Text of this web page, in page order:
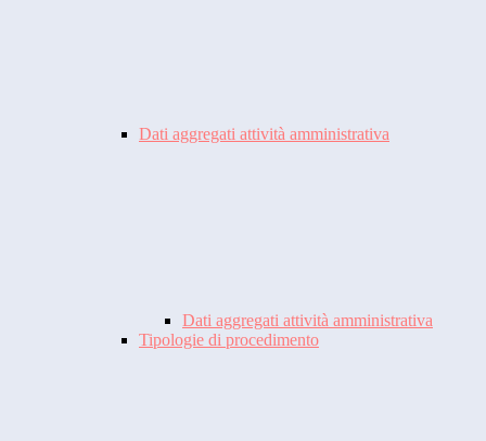
Dati aggregati attività amministrativa
Dati aggregati attività amministrativa
Tipologie di procedimento